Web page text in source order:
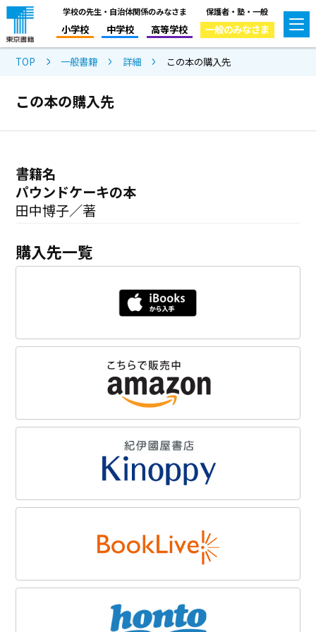
学校の先生・自治体関係のみなさま
小学校 中学校 高等学校
保護者・塾・一般
一般のみなさま
TOP 一般書籍 詳細 この本の購入先
この本の購入先
書籍名
パウンドケーキの本
田中博子／著
購入先一覧